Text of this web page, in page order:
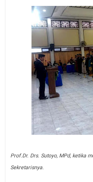
Prof.Dr. Drs. Sutoyo, MPd, ketika
Sekretarisnya.